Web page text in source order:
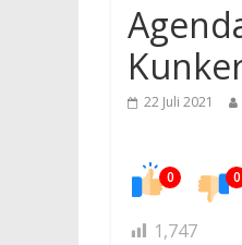
22 Juli 2021
0 0
1,747